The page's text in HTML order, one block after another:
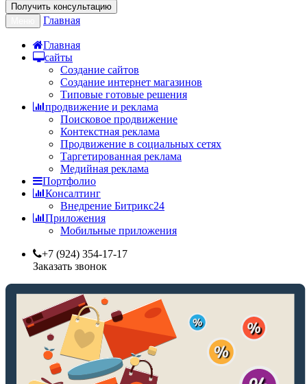
Получить консультацию
Главная
Главная
сайты
Создание сайтов
Создание интернет магазинов
Типовые готовые решения
продвижение и реклама
Поисковое продвижение
Контекстная реклама
Продвижение в социальных сетях
Таргетированная реклама
Медийная реклама
Портфолио
Консалтинг
Внедрение Битрикс24
Приложения
Мобильные приложения
+7 (924) 354-17-17
Заказать звонок